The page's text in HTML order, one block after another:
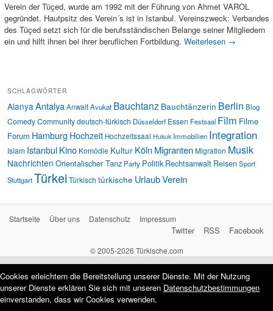
Verein der Tüçed, wurde am 1992 mit der Führung von Ahmet VAROL
gegründet. Hautpsitz des Verein´s ist in Istanbul. Vereinszweck: Verbandes
des Tüçed setzt sich für die berufsständischen Belange seiner Mitgliedern
ein und hilft ihnen bei ihrer beruflichen Fortbildung. Weiterlesen →
SCHLAGWÖRTER
AlanyaAntalyaAnwaltAvukat Bauchtanz Bauchtänzerin Berlin Blog
ComedyCommunitydeutsch-türkisch Düsseldorf Essen Festsaal Film Filme
Forum Hamburg Hochzeit Hochzeitssaal Hukuk Immobilien Integration
Islam IstanbulKino Komödie Kultur Köln MigrantenMigration Musik
Nachrichten Orientalischer Tanz Party Politik Rechtsanwalt ReisenSport
StuttgartTürkeiTürkisch türkische UrlaubVerein
Startseite Über uns Datenschutz Impressum
Facebook
RSS
Twitter
© 2005-2026 Türkische.com
Cookies erleichtern die Bereitstellung unserer Dienste. Mit der Nutzung
unserer Dienste erklären Sie sich mit unseren Datenschutzbestimmungen
einverstanden, dass wir Cookies verwenden.